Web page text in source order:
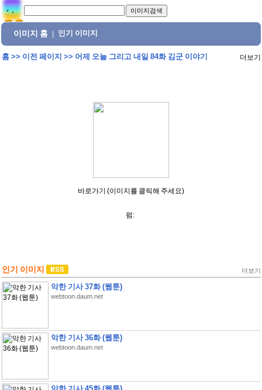
이미지 홈 인기 이미지
홈>> 이전 페이지 >> 어제 오늘 그리고 내일 84화 김군 이야기 더보기
바로가기 (이미지를 클릭해 주세요)
펌:
인기 이미지 더보기
악한 기사 37화 (웹툰)
webtoon.daum.net
악한 기사 36화 (웹툰)
webtoon.daum.net